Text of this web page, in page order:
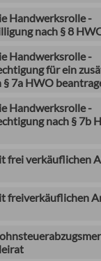
Handwerksrolle -
nach § 8
Handwerksrolle -
für ein
§ 7a HWO
Handwerksrolle -
nach § 7b
frei verkäuflichen
freiverkäuflichen